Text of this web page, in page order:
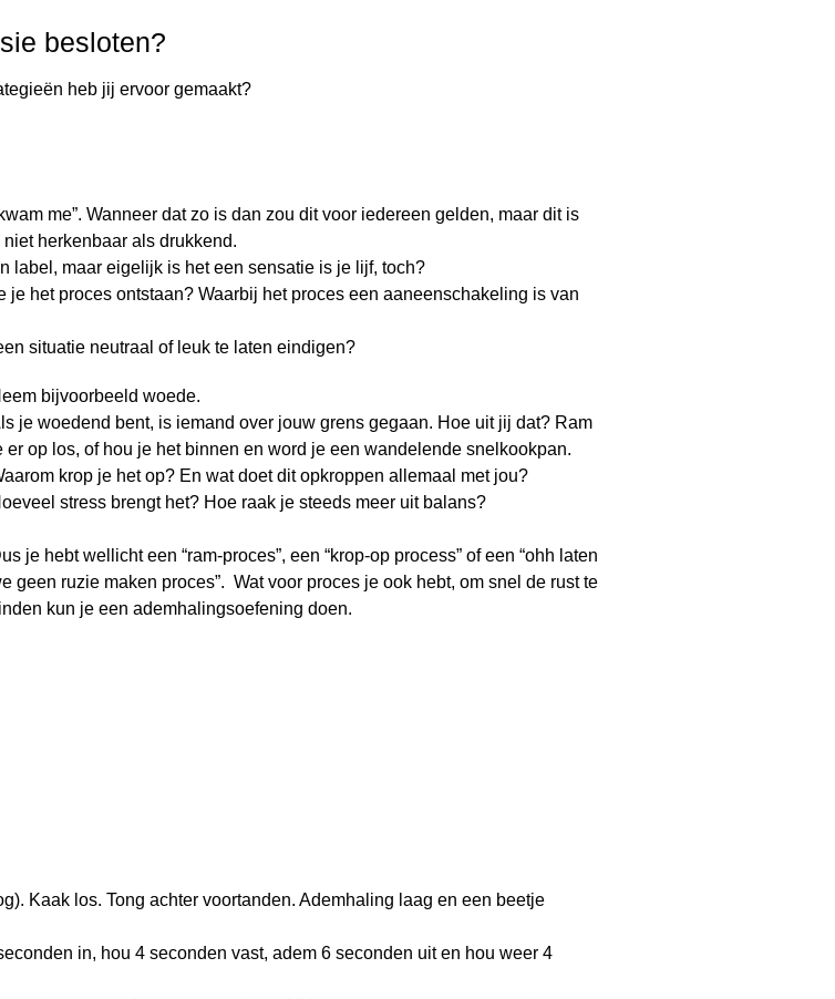
besloten?
heb jij ervoor gemaakt?
me”. Wanneer dat zo is dan zou dit voor iedereen gelden, maar dit is
herkenbaar als drukkend.
label, maar eigelijk is het een sensatie is je lijf, toch?
het proces ontstaan? Waarbij het proces een aaneenschakeling is van
situatie neutraal of leuk te laten eindigen?
bijvoorbeeld woede.
je woedend bent, is iemand over jouw grens gegaan. Hoe uit jij dat? Ram
er op los, of hou je het binnen en word je een wandelende snelkookpan.
krop je het op? En wat doet dit opkroppen allemaal met jou?
stress brengt het? Hoe raak je steeds meer uit balans?
je hebt wellicht een “ram-proces”, een “krop-op process” of een “ohh laten
geen ruzie maken proces”. Wat voor proces je ook hebt, om snel de rust te
kun je een ademhalingsoefening doen.
Kaak los. Tong achter voortanden. Ademhaling laag en een beetje
in, hou 4 seconden vast, adem 6 seconden uit en hou weer 4